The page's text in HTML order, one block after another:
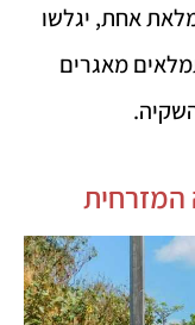
אחת, יגלשו
מאגרים
המזרחית